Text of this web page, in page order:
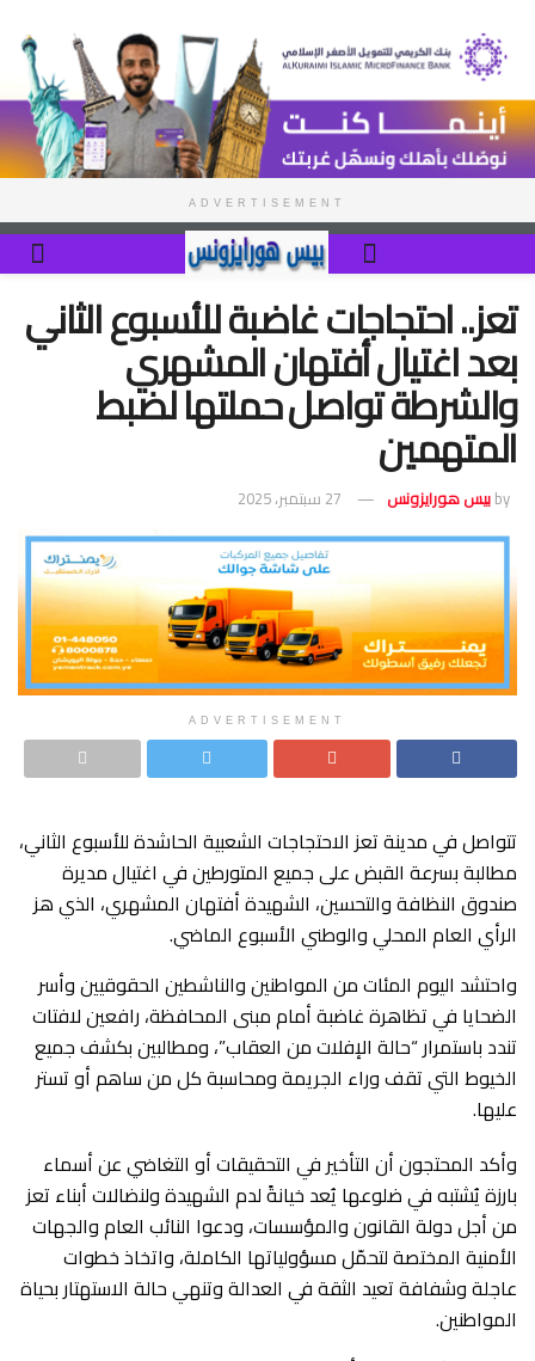
ADVERTISEMENT
تعز.. احتجاجات غاضبة للأسبوع الثاني
بعد اغتيال أفتهان المشهري
والشرطة تواصل حملتها لضبط
المتهمين
byبيس هورايزونس 27 سبتمبر، 2025
ADVERTISEMENT
تتواصل في مدينة تعز الاحتجاجات الشعبية الحاشدة للأسبوع الثاني،
مطالبة بسرعة القبض على جميع المتورطين في اغتيال مديرة
صندوق النظافة والتحسين، الشهيدة أفتهان المشهري، الذي هز
الرأي العام المحلي والوطني الأسبوع الماضي.
واحتشد اليوم المئات من المواطنين والناشطين الحقوقيين وأسر
الضحايا في تظاهرة غاضبة أمام مبنى المحافظة، رافعين لافتات
تندد باستمرار “حالة الإفلات من العقاب”، ومطالبين بكشف جميع
الخيوط التي تقف وراء الجريمة ومحاسبة كل من ساهم أو تستر
عليها.
وأكد المحتجون أن التأخير في التحقيقات أو التغاضي عن أسماء
بارزة يُشتبه في ضلوعها يُعد خيانةً لدم الشهيدة ولنضالات أبناء تعز
من أجل دولة القانون والمؤسسات، ودعوا النائب العام والجهات
الأمنية المختصة لتحمّل مسؤولياتها الكاملة، واتخاذ خطوات
عاجلة وشفافة تعيد الثقة في العدالة وتنهي حالة الاستهتار بحياة
المواطنين.